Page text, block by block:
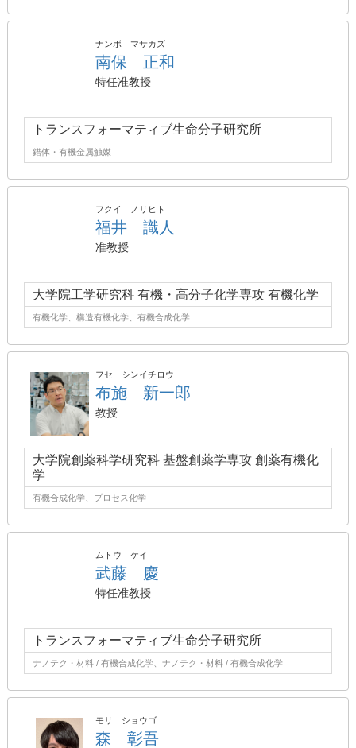
ナンボ マサカズ
南保 正和
特任准教授
トランスフォーマティブ生命分子研究所
錯体・有機金属触媒
フクイ ノリヒト
福井 識人
准教授
大学院工学研究科 有機・高分子化学専攻 有機化学
有機化学、構造有機化学、有機合成化学
フセ シンイチロウ
布施 新一郎
教授
大学院創薬科学研究科 基盤創薬学専攻 創薬有機化
学
有機合成化学、プロセス化学
ムトウ ケイ
武藤 慶
特任准教授
トランスフォーマティブ生命分子研究所
ナノテク・材料 / 有機合成化学、ナノテク・材料 / 有機合成化学
モリ ショウゴ
森 彰吾